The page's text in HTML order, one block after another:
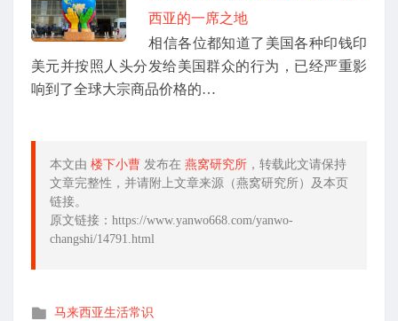
西亚的一席之地
相信各位都知道了美国各种印钱印
美元并按照人头分发给美国群众的行为，已经严重影
响到了全球大宗商品价格的…
本文由 楼下小曹 发布在 燕窝研究所 ，转载此文请保持
文章完整性，并请附上文章来源（燕窝研究所）及本页
链接。
原文链接：https://www.yanwo668.com/yanwo-
changshi/14791.html
发
马来西亚生活常识